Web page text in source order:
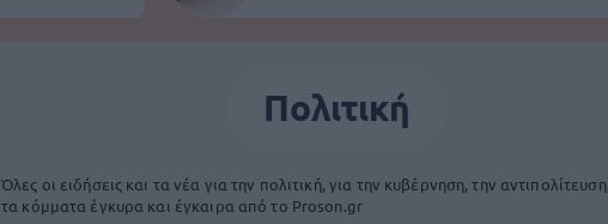
Πολιτική
Όλες οι ειδήσεις και τα νέα για την πολιτική, για την κυβέρνηση, την
τα κόμματα έγκυρα και έγκαιρα από το Proson.gr